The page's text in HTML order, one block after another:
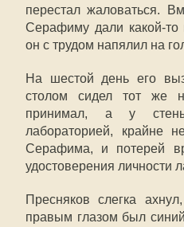
перестал жаловаться.
Серафиму дали какой-то
он с трудом напялил на
На шестой день его
столом сидел тот же
принимал, а у
лабораторией, крайне
Серафима, и потерей
удостоверения личности
Пресняков слегка
правым глазом был